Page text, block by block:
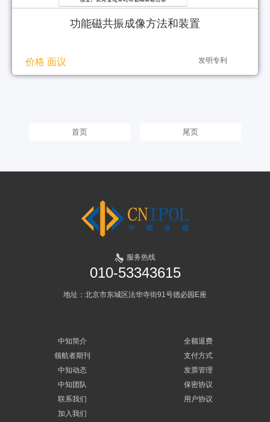
功能磁共振成像方法和装置
价格 面议 发明专利
首页 尾页
服务热线
010-53343615
地址：北京市东城区法华寺街91号德必园E座
中知简介
领航者期刊
中知动态
中知团队
联系我们
加入我们
全额退费
支付方式
发票管理
保密协议
用户协议